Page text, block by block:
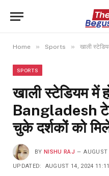
Home » Sports » खाली स्टेडियम में
SPORTS
खाली स्टेडियम में
Bangladesh
चुके दर्शकों को
BY NISHU RAJ
UPDATED: AUGUST 14, 2024